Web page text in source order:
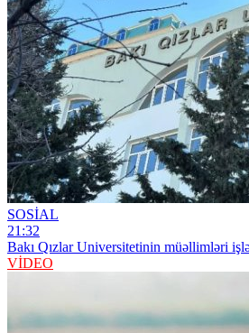
SOSİAL
21:32
Bakı Qızlar Universitetinin müəllimləri
VİDEO